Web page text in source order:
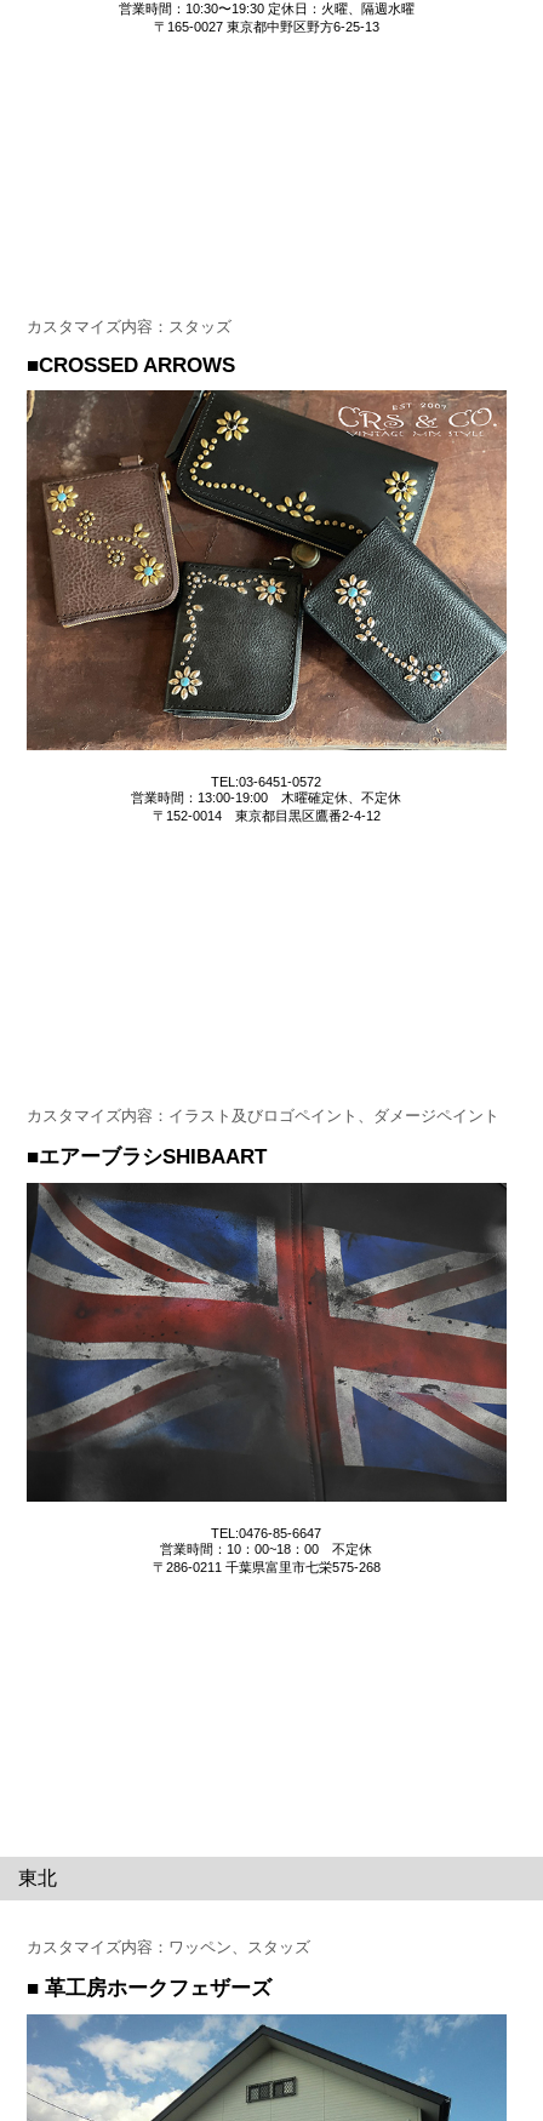
営業時間：10:30〜19:30 定休日：火曜、隔週水曜
〒165-0027 東京都中野区野方6-25-13
カスタマイズ内容：スタッズ
■CROSSED ARROWS
TEL:03-6451-0572
営業時間：13:00-19:00 木曜確定休、不定休
〒152-0014 東京都目黒区鷹番2-4-12
カスタマイズ内容：イラスト及びロゴペイント、ダメージペイント
■エアーブラシSHIBAART
TEL:0476-85-6647
営業時間：10：00~18：00 不定休
〒286-0211 千葉県富里市七栄575-268
東北
カスタマイズ内容：ワッペン、スタッズ
■ 革工房ホークフェザーズ